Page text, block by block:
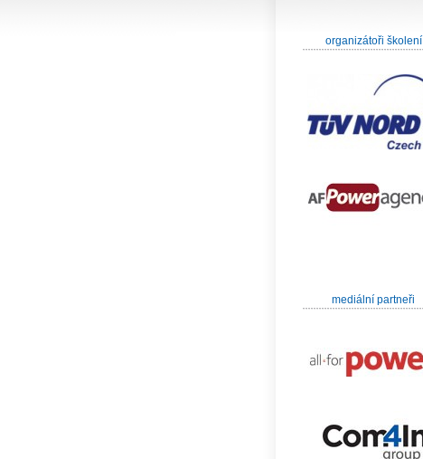
organizátoři školení
mediální partneři